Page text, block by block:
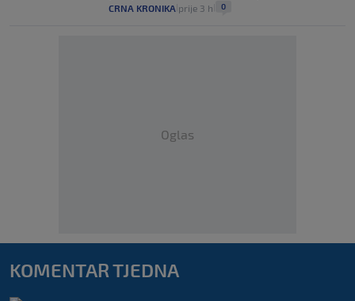
CRNA KRONIKA prije 3 h 0
Oglas
KOMENTAR TJEDNA